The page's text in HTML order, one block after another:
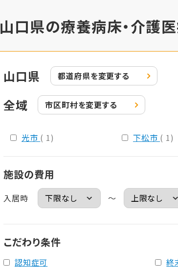
山口県の療養病床・介護
山口県 都道府県を変更する
全域 市区町村を変更する
光市 ( 1) 下松市 ( 1)
施設の費用
入居時 ～
こだわり条件
認知症可 終